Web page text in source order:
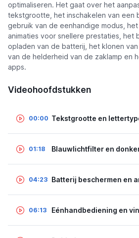
optimaliseren. Het gaat over het
tekstgrootte, het inschakelen van een
gebruik van de eenhandige modus,
animaties voor snellere prestaties, het
opladen van de batterij, het klonen
van de helderheid van de zaklamp en
apps.
Videohoofdstukken
00:00 Tekstgrootte en
01:18 Blauwlichtfilter en
04:23 Batterij beschermen en
06:13 Eénhandbediening en